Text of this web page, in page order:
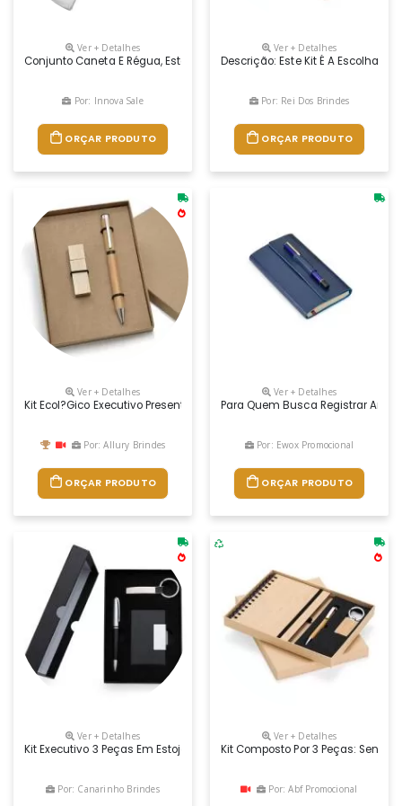
Ver + Detalhes
Conjunto Caneta E Régua, Estojo Em Pvc Transparente.
Por: Innova Sale
ORÇAR PRODUTO
Ver + Detalhes
Descrição: Este Kit É A Escolha
Por: Rei Dos Brindes
ORÇAR PRODUTO
Ver + Detalhes
Kit Ecol?gico Executivo Presente
Por: Allury Brindes
ORÇAR PRODUTO
Ver + Detalhes
Para Quem Busca Registrar
Por: Ewox Promocional
ORÇAR PRODUTO
Ver + Detalhes
Kit Executivo 3 Peças Em Estojo De Papelão Com Tampa E Parte
Por: Canarinho Brindes
Ver + Detalhes
Kit Composto Por 3 Peças:
Por: Abf Promocional